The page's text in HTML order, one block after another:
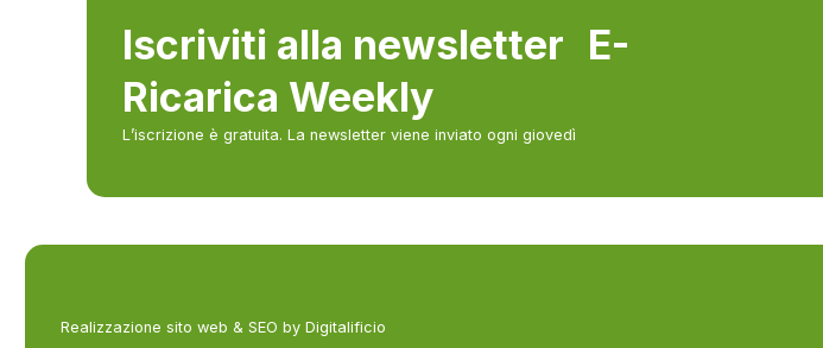
Iscriviti alla newsletter E-
Ricarica Weekly
L’iscrizione è gratuita. La newsletter viene inviato ogni giovedì
Realizzazione sito web & SEO by Digitalificio